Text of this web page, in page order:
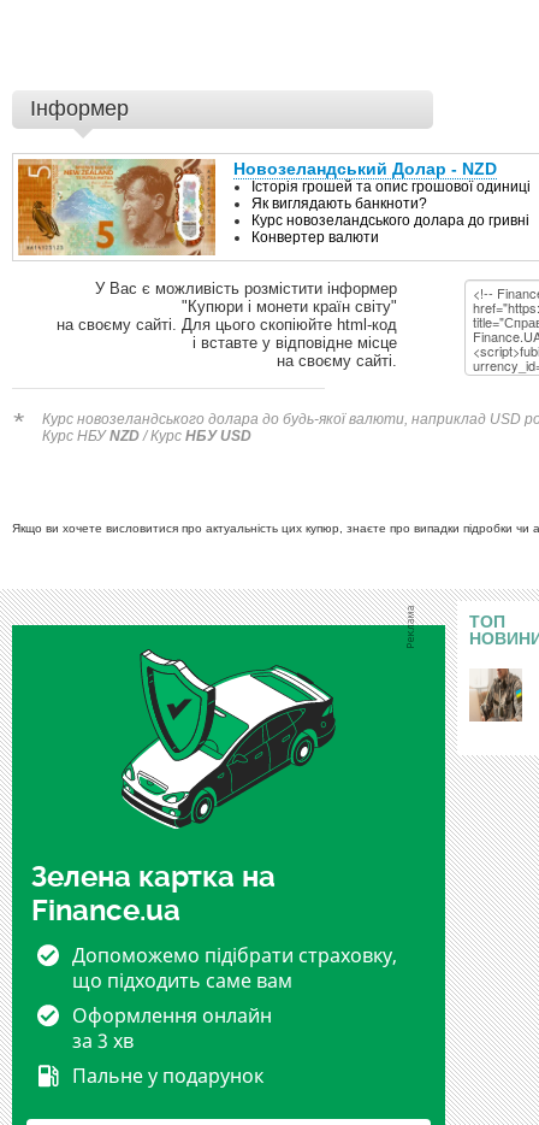
Інформер
У Вас є можливість розмістити інформер
"Купюри і монети країн світу"
на своєму сайті. Для цього скопіюйте html-код
і вставте у відповідне місце
на своєму сайті.
*
Курс новозеландського долара до будь-якої валюти, наприклад USD
Курс НБУNZD/ Курс НБУ USD
Якщо ви хочете висловитися про актуальність цих купюр, знаєте про випадки підробки
Зелена картка на
Finance.ua
Допоможемо підібрати страховку,
що підходить саме вам
Оформлення онлайн
за 3 хв
Пальне у подарунок
ТОП